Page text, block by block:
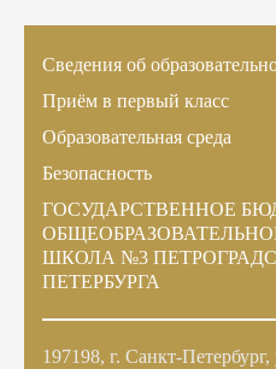
Сведения об
Приём в первый класс
Образовательная среда
Безопасность
ГОСУДАРСТВЕННОЕ
ШКОЛА №3
ПЕТЕРБУРГА
197198, г. Санкт-